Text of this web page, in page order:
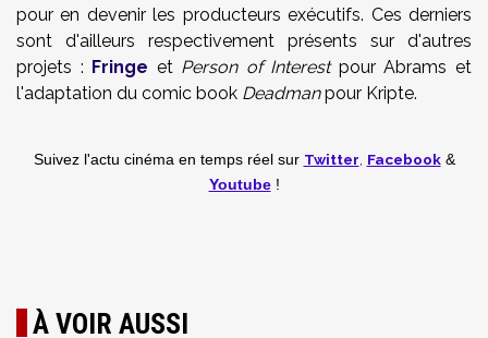
pour en devenir les producteurs exécutifs. Ces derniers
sont d'ailleurs respectivement présents sur d'autres
projets : Fringe et Person of Interestpour Abrams et
l'adaptation du comic book Deadmanpour Kripte.
Suivez l'actu cinéma en temps réel sur Twitter Facebook&
Youtube!
À VOIR AUSSI